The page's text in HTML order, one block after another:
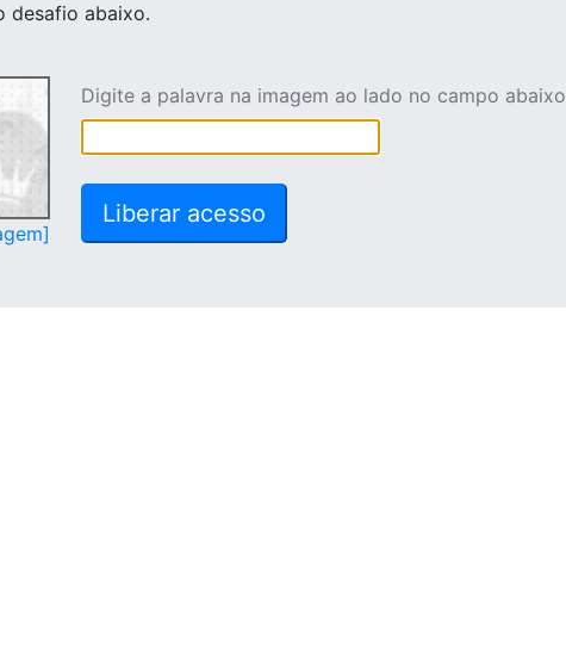
desafio abaixo.
Digite a palavra na imagem ao lado no campo abaixo